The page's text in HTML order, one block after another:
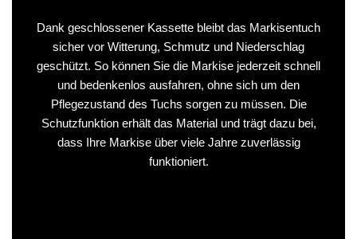
Dank geschlossener Kassette bleibt das Markisentuch
sicher vor Witterung, Schmutz und Niederschlag
geschützt. So können Sie die Markise jederzeit schnell
und bedenkenlos ausfahren, ohne sich um den
Pflegezustand des Tuchs sorgen zu müssen. Die
Schutzfunktion erhält das Material und trägt dazu bei,
dass Ihre Markise über viele Jahre zuverlässig
funktioniert.